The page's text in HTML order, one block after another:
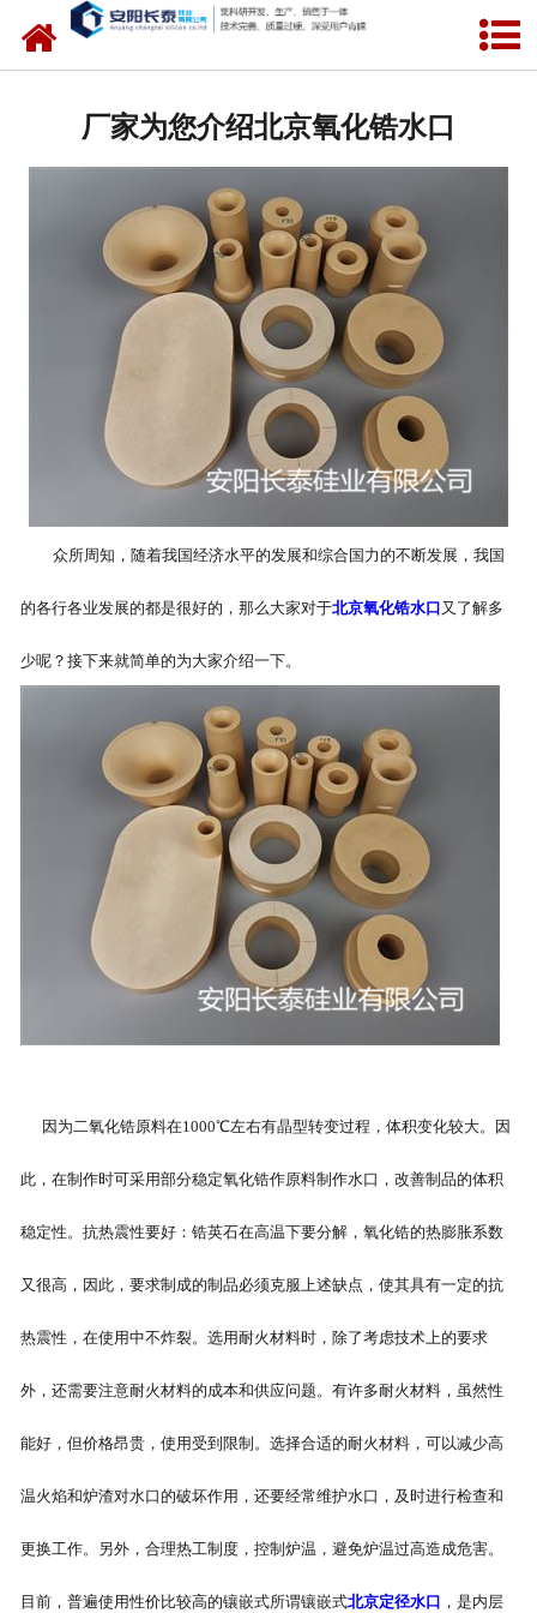
网站首页
中间包水口
定径水口
产品中心
新闻中心
联系我们
厂家为您介绍北京氧化锆水口
众所周知，随着我国经济水平的发展和综合国力的不断发展，我国
的各行各业发展的都是很好的，那么大家对于北京氧化锆水口 又了解多
少呢？接下来就简单的为大家介绍一下。
因为二氧化锆原料在1000℃左右有晶型转变过程，体积变化较大。因
此，在制作时可采用部分稳定氧化锆作原料制作水口，改善制品的体积
稳定性。抗热震性要好：锆英石在高温下要分解，氧化锆的热膨胀系数
又很高，因此，要求制成的制品必须克服上述缺点，使其具有一定的抗
热震性，在使用中不炸裂。选用耐火材料时，除了考虑技术上的要求
外，还需要注意耐火材料的成本和供应问题。有许多耐火材料，虽然性
能好，但价格昂贵，使用受到限制。选择合适的耐火材料，可以减少高
温火焰和炉渣对水口的破坏作用，还要经常维护水口，及时进行检查和
更换工作。另外，合理热工制度，控制炉温，避免炉温过高造成危害。
目前，普遍使用性价比较高的镶嵌式所谓镶嵌式北京定径水口 ，是内层